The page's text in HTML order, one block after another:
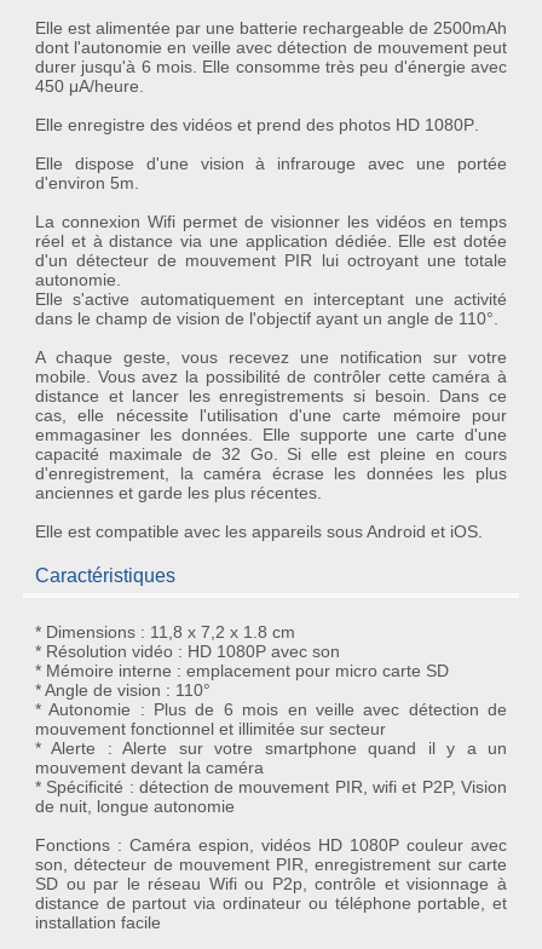
Elle est alimentée par une batterie rechargeable de 2500mAh
dont l'autonomie en veille avec détection de mouvement peut
durer jusqu'à 6 mois. Elle consomme très peu d'énergie avec
450 μA/heure.
Elle enregistre des vidéos et prend des photos HD 1080P.
Elle dispose d'une vision à infrarouge avec une portée
d'environ 5m.
La connexion Wifipermet de visionner les vidéos en temps
réel et à distance via une application dédiée. Elle est dotée
d'undétecteur de mouvement PIR lui octroyant une totale
autonomie.
Elle s'active automatiquement en interceptant une activité
dans le champ de vision de l'objectif ayant un angle de 110°
A chaque geste, vous recevez une notification sur votre
mobile. Vous avez la possibilité de contrôler cette caméra à
distance et lancer les enregistrements si besoin. Dans ce
cas, elle nécessite l'utilisation d'une carte mémoire pour
emmagasiner les données. Elle supporte une carte d'une
capacité maximale de 32 Go. Si elle est pleine en cours
d'enregistrement, la caméra écrase les données les plus
anciennes et garde les plus récentes.
Elle est compatible avec les appareils sous Android et iOS.
Caractéristiques
* Dimensions : 11,8 x 7,2 x 1.8 cm
* Résolution vidéo : HD 1080P avec son
* Mémoire interne : emplacement pour micro carte SD
* Angle de vision : 110°
* Autonomie : Plus de 6 mois en veille avec détection de
mouvement fonctionnel et illimitée sur secteur
* Alerte : Alerte sur votre smartphone quand il y a un
mouvement devant la caméra
* Spécificité : détection de mouvement PIR, wifi et P2P, Vision
de nuit, longue autonomie
Fonctions : Caméra espion, vidéos HD 1080P couleur avec
son, détecteur de mouvement PIR, enregistrement sur carte
SD ou par le réseau Wifi ou P2p, contrôle et visionnage à
distance de partout via ordinateur ou téléphone portable, et
installation facile